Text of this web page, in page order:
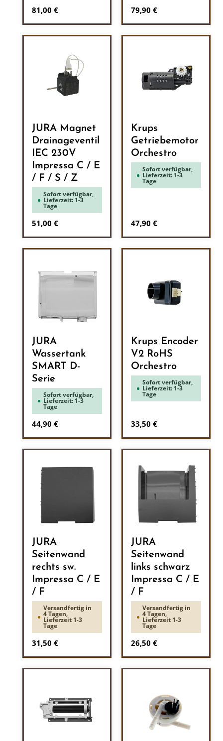
Regulärer Preis:
81,00 € Regulärer Preis:
79,90 €
JURA Magnet
Drainageventil
IEC 230V
Impressa C / E
/ F / S / Z
Sofort verfügbar,
Lieferzeit: 1-3
Tage
Regulärer Preis:
51,00 €
Krups
Getriebemotor
Orchestro
Sofort verfügbar,
Lieferzeit: 1-3
Tage
Regulärer Preis:
47,90 €
JURA
Wassertank
SMART D-
Serie
Sofort verfügbar,
Lieferzeit: 1-3
Tage
Regulärer Preis:
44,90 €
Krups Encoder
V2 RoHS
Orchestro
Sofort verfügbar,
Lieferzeit: 1-3
Tage
Regulärer Preis:
33,50 €
JURA
Seitenwand
rechts sw.
Impressa C / E
/ F
Versandfertig in
4 Tagen,
Lieferzeit 1-3
Tage
Regulärer Preis:
31,50 €
JURA
Seitenwand
links schwarz
Impressa C / E
/ F
Versandfertig in
4 Tagen,
Lieferzeit 1-3
Tage
Regulärer Preis:
26,50 €